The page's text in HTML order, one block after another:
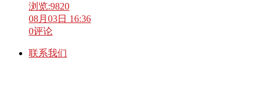
浏览:9820
08月03日 16:36
0评论
联系我们